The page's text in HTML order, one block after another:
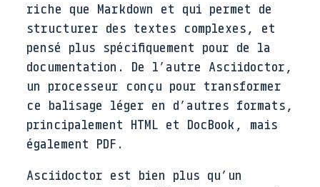
riche que Markdown et qui permet de
structurer des textes complexes, et
pensé plus spécifiquement pour de la
documentation. De l’autre Asciidoctor,
un processeur conçu pour transformer
ce balisage léger en d’autres formats,
principalement HTML et DocBook, mais
également PDF.
Asciidoctor est bien plus qu’un